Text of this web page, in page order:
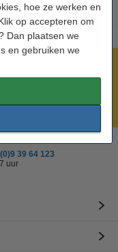
hoe ze werken en
op accepteren om
Dan plaatsen we
en gebruiken we
39 64 123
uur